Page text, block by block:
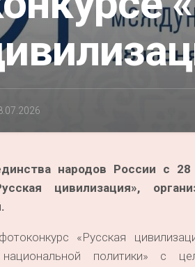
народов России с
цивилизация»,
«Русская
национальной политики» с